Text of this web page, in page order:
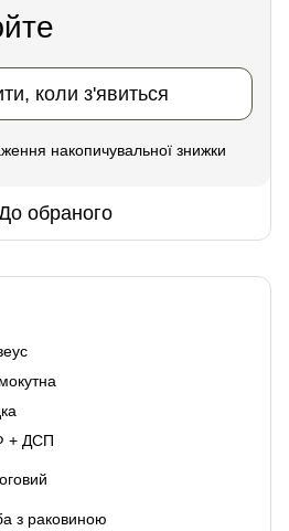
коли з'явиться
накопичувальної знижки
обраного
+ ДСП
з раковиною